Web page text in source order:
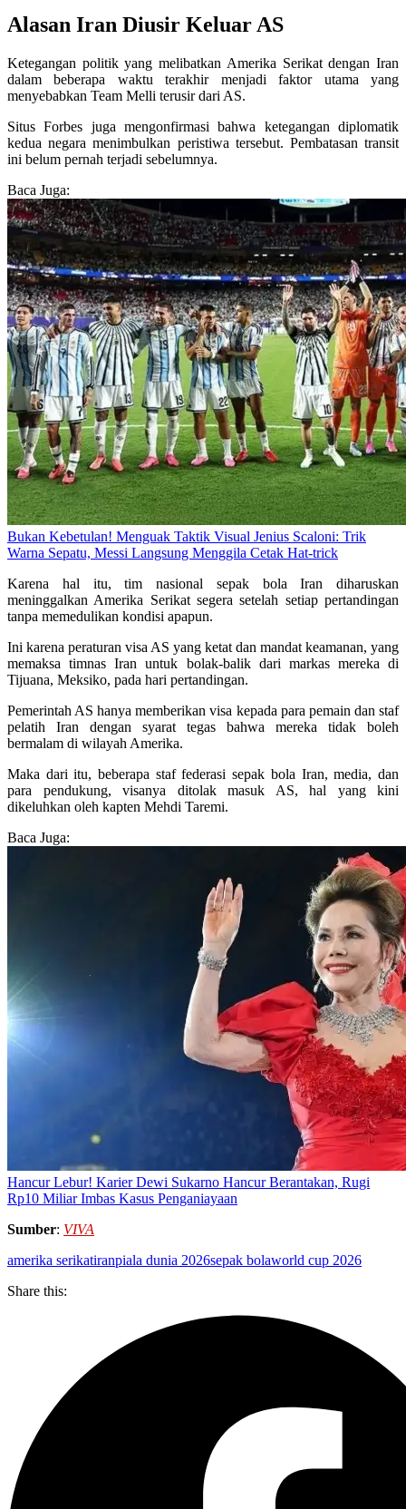
Alasan Iran Diusir Keluar AS
Ketegangan politik yang melibatkan Amerika Serikat dengan Iran
dalam beberapa waktu terakhir menjadi faktor utama yang
menyebabkan Team Melli terusir dari AS.
Situs Forbes juga mengonfirmasi bahwa ketegangan diplomatik
kedua negara menimbulkan peristiwa tersebut. Pembatasan transit
ini belum pernah terjadi sebelumnya.
Baca Juga:
Bukan Kebetulan! Menguak Taktik Visual Jenius Scaloni: Trik
Warna Sepatu, Messi Langsung Menggila Cetak Hat-trick
Karena hal itu, tim nasional sepak bola Iran diharuskan
meninggalkan Amerika Serikat segera setelah setiap pertandingan
tanpa memedulikan kondisi apapun.
Ini karena peraturan visa AS yang ketat dan mandat keamanan, yang
memaksa timnas Iran untuk bolak-balik dari markas mereka di
Tijuana, Meksiko, pada hari pertandingan.
Pemerintah AS hanya memberikan visa kepada para pemain dan staf
pelatih Iran dengan syarat tegas bahwa mereka tidak boleh
bermalam di wilayah Amerika.
Maka dari itu, beberapa staf federasi sepak bola Iran, media, dan
para pendukung, visanya ditolak masuk AS, hal yang kini
dikeluhkan oleh kapten Mehdi Taremi.
Baca Juga:
Hancur Lebur! Karier Dewi Sukarno Hancur Berantakan, Rugi
Rp10 Miliar Imbas Kasus Penganiayaan
Sumber: VIVA
amerika serikatiranpiala dunia 2026sepak bolaworld cup 2026
Share this: